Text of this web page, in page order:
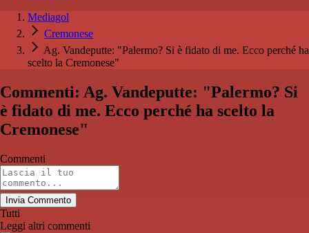
Mediagol
Cremonese
Ag. Vandeputte: "Palermo? Si è fidato di me. Ecco perché ha
scelto la Cremonese"
Commenti: Ag. Vandeputte: "Palermo? Si
è fidato di me. Ecco perché ha scelto la
Cremonese"
Commenti
Invia Commento
Tutti
Leggi altri commenti